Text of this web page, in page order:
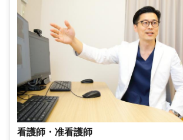
看護師・准看護師